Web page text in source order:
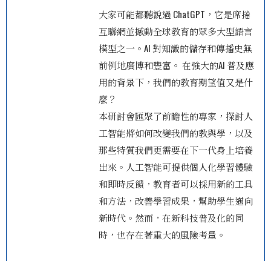
大家可能都聽說過 ChatGPT，它是席捲
互聯網並撼動全球教育的眾多大型語言
模型之一。AI 對知識的儲存和傳播史無
前例地廣博和豐富。 在強大的AI 普及應
用的背景下，我們的教育期望值又是什
麼？
本研討會匯聚了前瞻性的專家，探討人
工智能將如何改變我們的教與學，以及
那些特質我們更需要在下一代身上培養
出來。人工智能可提供個人化學習體驗
和即時反饋，教育者可以採用新的工具
和方法，改善學習成果，幫助學生邁向
新時代。然而，在新科技普及化的同
時，也存在著重大的風險考量。